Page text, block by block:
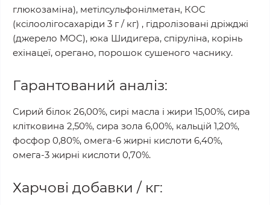
глюкозаміна), метілсульфонілметан, КОС
(ксілоолігосахаріди 3 г / кг) , гідролізовані дріжджі
(джерело МОС), юка Шидигера, спіруліна, корінь
ехінацеї, орегано, порошок сушеного часнику.
Гарантований аналіз:
Сирий білок 26,00%, сирі масла і жири 15,00%, сира
клітковина 2,50%, сира зола 6,00%, кальцій 1,20%,
фосфор 0,80%, омега-6 жирні кислоти 6,40%,
омега-3 жирні кислоти 0,70%.
Харчові добавки / кг: